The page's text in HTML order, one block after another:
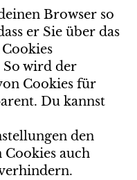
Browser so
er Sie über das
wird der
Cookies für
Du kannst
den
Cookies auch